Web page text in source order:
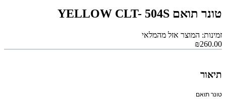
טונר תואם YELLOW CLT- 504S
זמינות: המוצר אזל מהמלאי
₪260.00
תיאור
טונר תואם